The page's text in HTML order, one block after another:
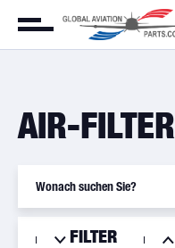
AIR-FILTER
FILTER